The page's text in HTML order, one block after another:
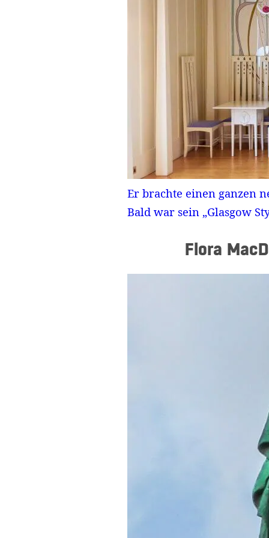
Er brachte einen ganzen
Bald war sein „Glasgow
Flora